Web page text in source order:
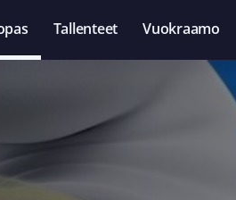
Tallenteet Vuokraamo